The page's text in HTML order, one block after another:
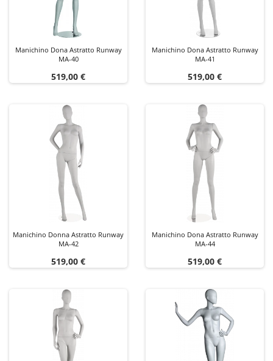
Manichino Dona Astratto Runway
MA-40
Prezzo
519,00 €
Manichino Dona Astratto Runway
MA-41
Prezzo
519,00 €
Manichino Donna Astratto Runway
MA-42
Prezzo
519,00 €
Manichino Dona Astratto Runway
MA-44
Prezzo
519,00 €